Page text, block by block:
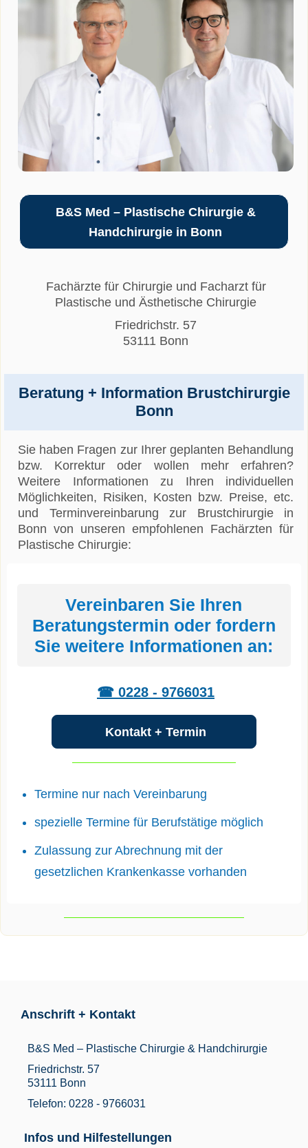
B&S Med – Plastische Chirurgie &
Handchirurgie in Bonn
Fachärzte für Chirurgie und Facharzt für
Plastische und Ästhetische Chirurgie
Friedrichstr. 57
53111 Bonn
Beratung + Information Brustchirurgie
Bonn
Sie haben Fragen zur Ihrer geplanten Behandlung
bzw. Korrektur oder wollen mehr erfahren?
Weitere Informationen zu Ihren individuellen
Möglichkeiten, Risiken, Kosten bzw. Preise, etc.
und Terminvereinbarung zur Brustchirurgie in
Bonn von unseren empfohlenen Fachärzten für
Plastische Chirurgie:
Vereinbaren Sie Ihren
Beratungstermin oder fordern
Sie weitere Informationen an:
☎ 0228 - 9766031
Kontakt + Termin
Termine nur nach Vereinbarung
spezielle Termine für Berufstätige möglich
Zulassung zur Abrechnung mit der
gesetzlichen Krankenkasse vorhanden
Anschrift + Kontakt
B&S Med – Plastische Chirurgie & Handchirurgie
Friedrichstr. 57
53111 Bonn
Telefon: 0228 - 9766031
Infos und Hilfestellungen